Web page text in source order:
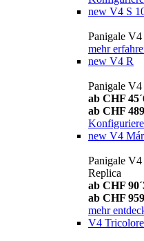
new V4 S
Panigale V4
mehr
new V4 R
Panigale V4
ab CHF
ab CHF
new V4
Panigale
Replica
ab CHF
ab CHF
mehr
V4 Tricolore